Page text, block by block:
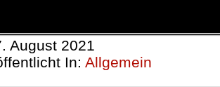
August 2021
In: Allgemein